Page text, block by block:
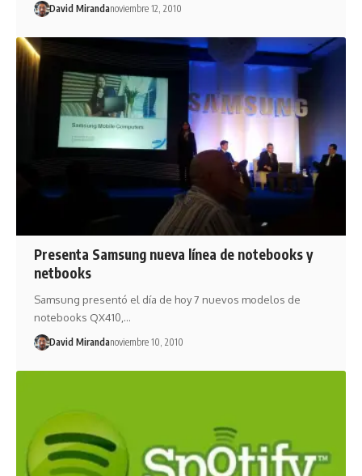
David Mirandanoviembre 12, 2010
Presenta Samsung nueva línea de notebooks y
netbooks
Samsung presentó el día de hoy 7 nuevos modelos de
notebooks QX410,…
David Mirandanoviembre 10, 2010